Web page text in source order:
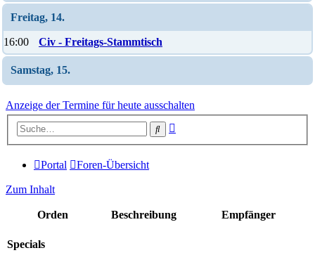
Freitag, 14.
16:00 Civ - Freitags-Stammtisch
Samstag, 15.
Anzeige der Termine für heute ausschalten
Suche
Portal Foren-Übersicht
Zum Inhalt
Orden Beschreibung Empfänger
Specials